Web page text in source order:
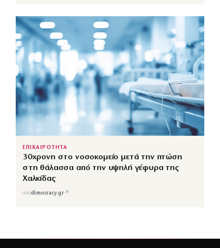
ΕΠΙΚΑΙΡΟΤΗΤΑ
30χρονη στο νοσοκομείο μετά την πτώση
στη θάλασσα από την υψηλή γέφυρα της
Χαλκίδας
απόdimocracy.gr↗